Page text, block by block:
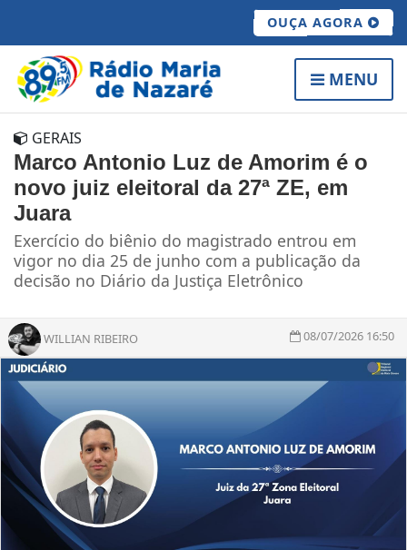
OUÇA AGORA
MENU
GERAIS
Marco Antonio Luz de Amorim é o
novo juiz eleitoral da 27ª ZE, em
Juara
Exercício do biênio do magistrado entrou em
vigor no dia 25 de junho com a publicação da
decisão no Diário da Justiça Eletrônico
WILLIAN RIBEIRO 08/07/2026 16:50